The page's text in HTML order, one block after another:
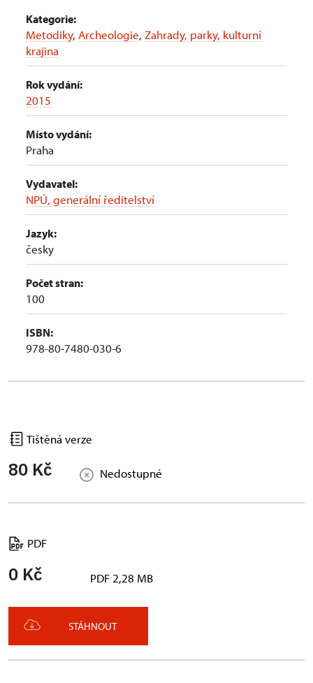
Kategorie:
Metodiky, Archeologie, Zahrady, parky, kulturní
krajina
Rok vydání:
2015
Místo vydání:
Praha
Vydavatel:
NPÚ, generální ředitelství
Jazyk:
česky
Počet stran:
100
ISBN:
978-80-7480-030-6
Tištěná verze
80 Kč Nedostupné
PDF
0 Kč PDF 2,28 MB
STÁHNOUT